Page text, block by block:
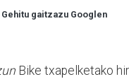
Gehitu gaitzazu Googlen
Bike txapelketako